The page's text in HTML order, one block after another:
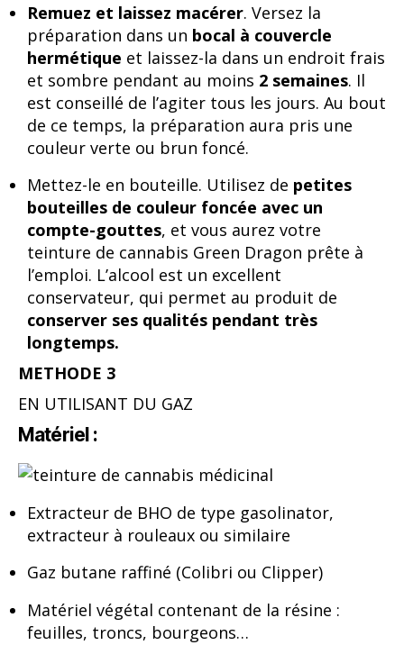
Remuez et laissez macérer. Versez la
préparation dans un bocal à couvercle
hermétique et laissez-la dans un endroit frais
et sombre pendant au moins 2 semaines. Il
est conseillé de l’agiter tous les jours. Au bout
de ce temps, la préparation aura pris une
couleur verte ou brun foncé.
Mettez-le en bouteille. Utilisez de petites
bouteilles de couleur foncée avec un
compte-gouttes, et vous aurez votre
teinture de cannabis Green Dragon prête à
l’emploi. L’alcool est un excellent
conservateur, qui permet au produit de
conserver ses qualités pendant très
longtemps.
METHODE 3
EN UTILISANT DU GAZ
Matériel :
Extracteur de BHO de type gasolinator,
extracteur à rouleaux ou similaire
Gaz butane raffiné (Colibri ou Clipper)
Matériel végétal contenant de la résine :
feuilles, troncs, bourgeons…